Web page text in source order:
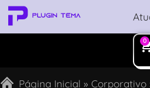
0
Página Inicial » Corporativo